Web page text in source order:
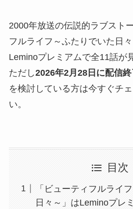
2000年放送の伝説的ラブスト
フルライフ～ふたりでいた日
Leminoプレミアムで全11話が
ただし2026年2月28日に配信
を検討している方は今すぐチ
い。
目次
「ビューティフルライ
日々～」はLeminoプレ